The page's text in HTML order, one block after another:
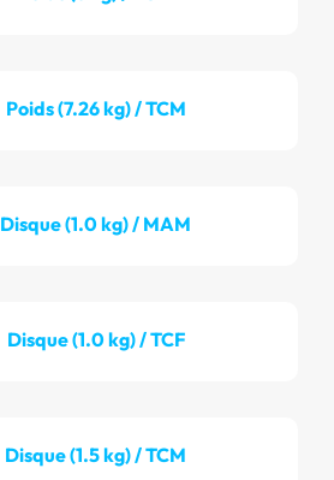
Poids (7.26 kg) / TCM
Disque (1.0 kg) / MAM
Disque (1.0 kg) / TCF
Disque (1.5 kg) / TCM